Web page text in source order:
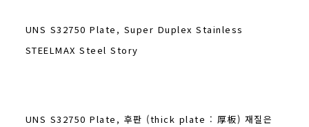
UNS S32750 Plate, Super Duplex Stainless
STEELMAX Steel Story
UNS S32750 Plate, 후판 (thick plate : 厚板) 재질은